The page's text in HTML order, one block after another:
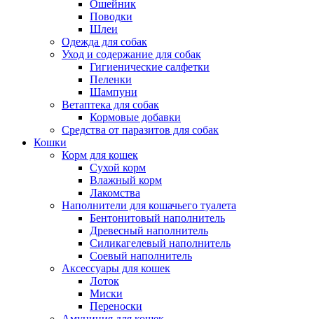
Ошейник
Поводки
Шлеи
Одежда для собак
Уход и содержание для собак
Гигиенические салфетки
Пеленки
Шампуни
Ветаптека для собак
Кормовые добавки
Средства от паразитов для собак
Кошки
Корм для кошек
Сухой корм
Влажный корм
Лакомства
Наполнители для кошачьего туалета
Бентонитовый наполнитель
Древесный наполнитель
Силикагелевый наполнитель
Соевый наполнитель
Аксессуары для кошек
Лоток
Миски
Переноски